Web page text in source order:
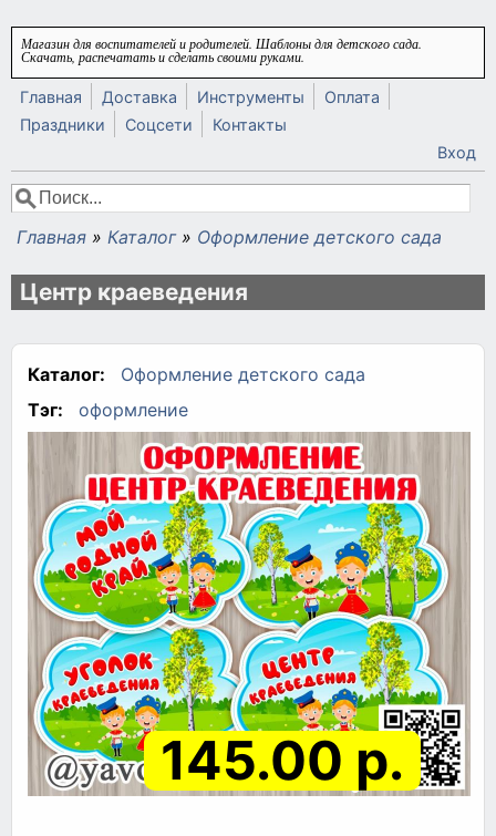
Перейти к основному содержанию
Магазин для воспитателей и родителей. Шаблоны для детского сада.
Скачать, распечатать и сделать своими руками.
Главная Доставка Инструменты
Оплата
Праздники
Соцсети
Контакты
Вход
Форма поиска
Поиск
Вы здесь
Главная » Каталог » Оформление детского сада
Центр краеведения
Каталог:
Оформление детского сада
Тэг:
оформление
145.00 р.